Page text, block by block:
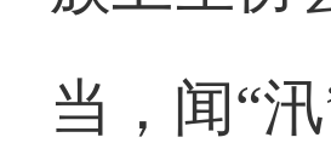
当，闻“